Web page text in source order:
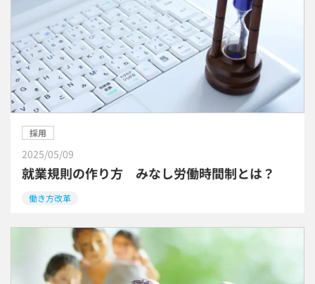
採用
2025/05/09
就業規則の作り方 みなし労働時間制とは？
働き方改革